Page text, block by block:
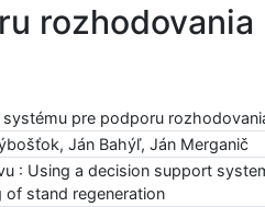
systému pre podporu
Ján Bahýľ, Ján Merganič
: Using a decision support
of stand regeneration